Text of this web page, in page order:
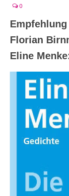
Leipziger
0
Florian
Eline